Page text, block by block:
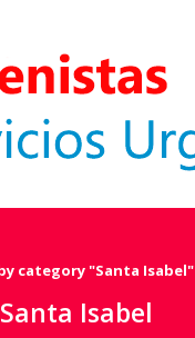
category "Santa Isabel"
Isabel